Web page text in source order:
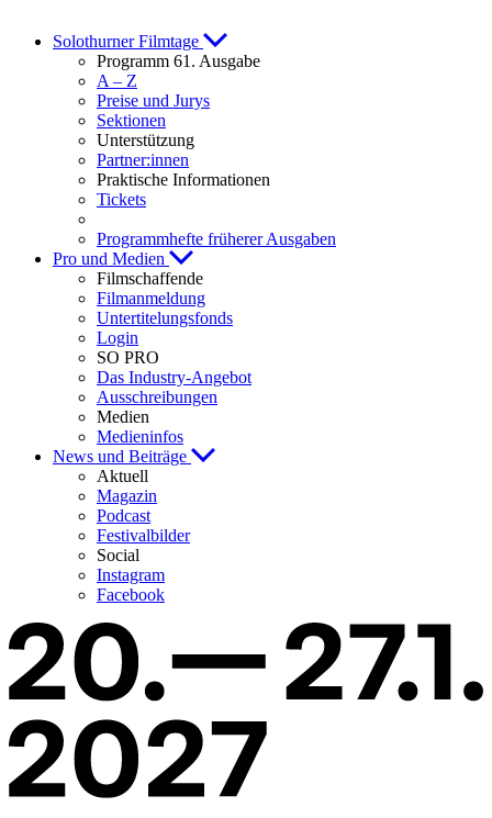
Solothurner Filmtage
Programm 61. Ausgabe
A – Z
Preise und Jurys
Sektionen
Unterstützung
Partner:innen
Praktische Informationen
Tickets
Programmhefte früherer Ausgaben
Pro und Medien
Filmschaffende
Filmanmeldung
Untertitelungsfonds
Login
SO PRO
Das Industry-Angebot
Ausschreibungen
Medien
Medieninfos
News und Beiträge
Aktuell
Magazin
Podcast
Festivalbilder
Social
Instagram
Facebook